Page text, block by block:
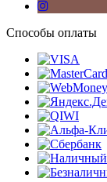
Способы оплаты